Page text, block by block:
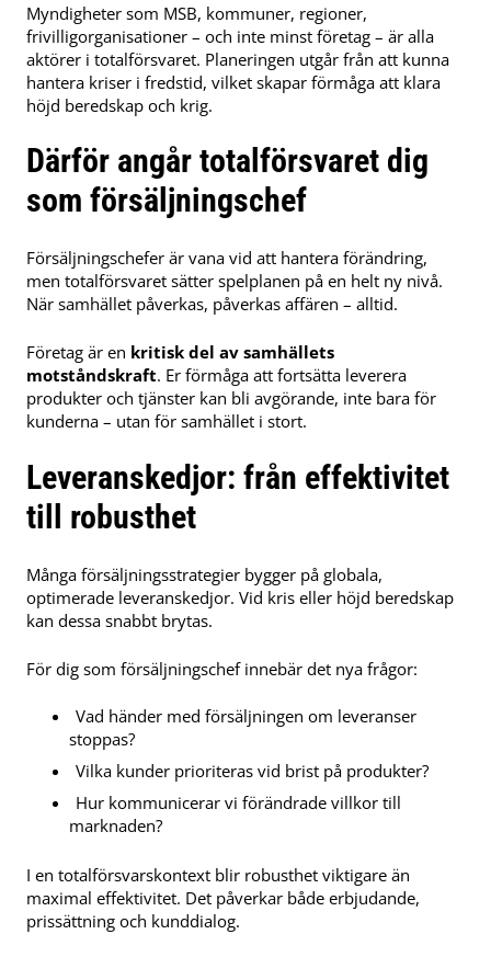
Myndigheter som MSB, kommuner, regioner,
frivilligorganisationer – och inte minst företag – är alla
aktörer i totalförsvaret. Planeringen utgår från att kunna
hantera kriser i fredstid, vilket skapar förmåga att klara
höjd beredskap och krig.
Därför angår totalförsvaret dig
som försäljningschef
Försäljningschefer är vana vid att hantera förändring,
men totalförsvaret sätter spelplanen på en helt ny nivå.
När samhället påverkas, påverkas affären – alltid.
Företag är en kritisk del av samhällets
motståndskraft. Er förmåga att fortsätta leverera
produkter och tjänster kan bli avgörande, inte bara för
kunderna – utan för samhället i stort.
Leveranskedjor: från effektivitet
till robusthet
Många försäljningsstrategier bygger på globala,
optimerade leveranskedjor. Vid kris eller höjd beredskap
kan dessa snabbt brytas.
För dig som försäljningschef innebär det nya frågor:
Vad händer med försäljningen om leveranser
stoppas?
Vilka kunder prioriteras vid brist på produkter?
Hur kommunicerar vi förändrade villkor till
marknaden?
I en totalförsvarskontext blir robusthet viktigare än
maximal effektivitet. Det påverkar både erbjudande,
prissättning och kunddialog.